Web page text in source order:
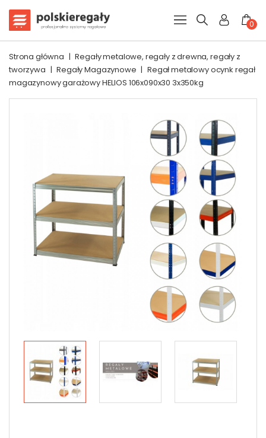
0
Strona główna | Regały metalowe, regały z drewna, regały z
tworzywa | Regały Magazynowe | Regał metalowy ocynk regał
magazynowy garażowy HELIOS 106x090x30 3x350kg